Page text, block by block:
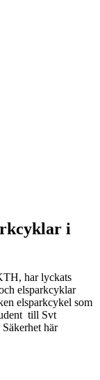
i
har lyckats
elsparkcyklar
elsparkcykel som
till Svt
här